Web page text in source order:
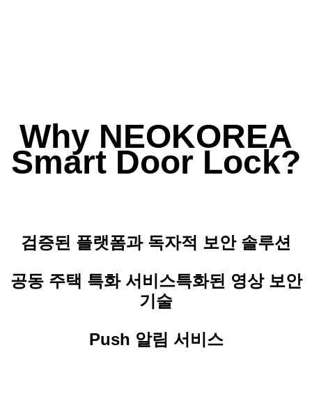
Why NEOKOREA
Smart Door Lock?
검증된 플랫폼과 독자적 보안 솔루션
공동 주택 특화 서비스특화된 영상 보안
기술
Push 알림 서비스